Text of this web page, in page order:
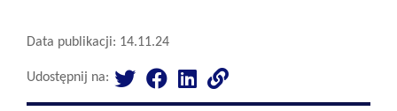
Data publikacji: 14.11.24
Udostępnij na: